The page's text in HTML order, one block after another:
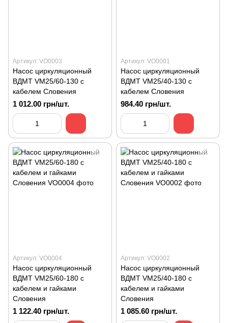
Артикул: VO0003
Насос циркуляционный
ВДМТ VM25/60-130 с
кабелем Словения
1 012.00 грн/шт.
Артикул: VO0001
Насос циркуляционный
ВДМТ VM25/40-130 с
кабелем Словения
984.40 грн/шт.
Артикул: VO0004
Насос циркуляционный
ВДМТ VM25/60-180 с
кабелем и гайками
Словения
1 122.40 грн/шт.
Артикул: VO0002
Насос циркуляционный
ВДМТ VM25/40-180 с
кабелем и гайками
Словения
1 085.60 грн/шт.